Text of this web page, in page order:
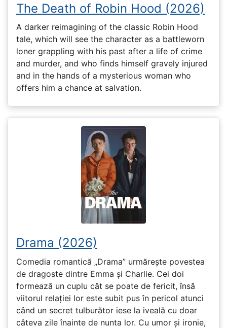
The Death of Robin Hood (2026)
A darker reimagining of the classic Robin Hood
tale, which will see the character as a battleworn
loner grappling with his past after a life of crime
and murder, and who finds himself gravely injured
and in the hands of a mysterious woman who
offers him a chance at salvation.
Drama (2026)
Comedia romantică „Drama” urmărește povestea
de dragoste dintre Emma și Charlie. Cei doi
formează un cuplu cât se poate de fericit, însă
viitorul relației lor este subit pus în pericol atunci
când un secret tulburător iese la iveală cu doar
câteva zile înainte de nunta lor. Cu umor și ironie,